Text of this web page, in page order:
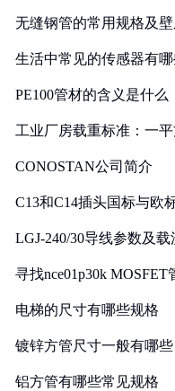
无缝钢管的常用规格及
生活中常见的传感器有
PE100管材的含义是什么
工业厂房载重标准：一
CONOSTAN公司简介
C13和C14插头国标与欧
LGJ-240/30导线参数及
寻找nce01p30k
电梯的尺寸有哪些规格
镀锌方管尺寸一般有哪些
铝方管有哪些常见规格